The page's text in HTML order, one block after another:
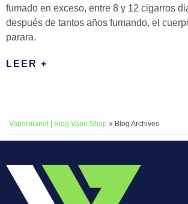
fumado en exceso, entre 8 y 12 cigarros
después de tantos años fumando, el
parara.
LEER +
Vaporplanet | Blog Vape Shop » Blog Archives